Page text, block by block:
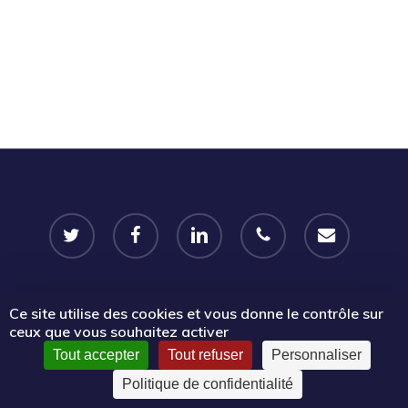
twitter facebook linkedin phone email
© 2026 Portail Emplois associatifs | Le Mouvement associatif
Sud PACA.
Ce site utilise des cookies et vous donne le contrôle sur
ceux que vous souhaitez activer
Tout accepter Tout refuser
Personnaliser
Politique de confidentialité